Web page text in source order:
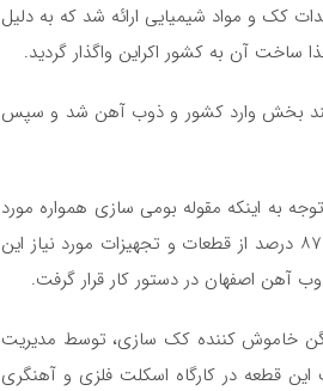
و مواد شیمیایی ارائه شد که به دلیل
آن به کشور اکراین واگذار گردید.
در قالب چند بخش وارد کشور و ذوب آهن شد و سپس
به اینکه مقوله بومی سازی همواره مورد
تاکید ویژه مقام معظم رهبری قرار دارد و ذوب آهن اصفهان نیز در این بخش ۸۷ درصد از قطعات و تجهیزات مورد نیاز این
اصفهان در دستور کار قرار گرفت.
خاموش کننده کک سازی، توسط مدیریت
قطعه در کارگاه اسکلت فلزی و آهنگری